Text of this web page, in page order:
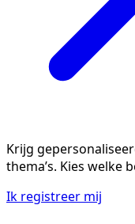
Krijg
thema’s. Kies welke
Ik registreer mij